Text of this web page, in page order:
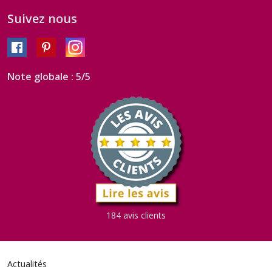
Suivez nous
Note globale : 5/5
184 avis clients
Actualités